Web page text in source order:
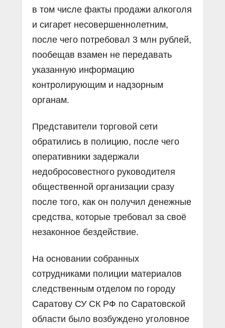
в том числе факты продажи алкоголя
и сигарет несовершеннолетним,
после чего потребовал 3 млн рублей,
пообещав взамен не передавать
указанную информацию
контролирующим и надзорным
органам.
Представители торговой сети
обратились в полицию, после чего
оперативники задержали
недобросовестного руководителя
общественной организации сразу
после того, как он получил денежные
средства, которые требовал за своё
незаконное бездействие.
На основании собранных
сотрудниками полиции материалов
следственным отделом по городу
Саратову СУ СК РФ по Саратовской
области было возбуждено уголовное